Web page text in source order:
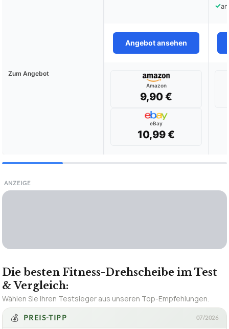
✓
Angebot ansehen
Zum Angebot
Amazon
9,90 €
eBay
10,99 €
ANZEIGE
Die besten Fitness-Drehscheibe im Test
& Vergleich:
Wählen Sie Ihren Testsieger aus unseren Top-Empfehlungen.
💰
PREIS-TIPP 07/2026